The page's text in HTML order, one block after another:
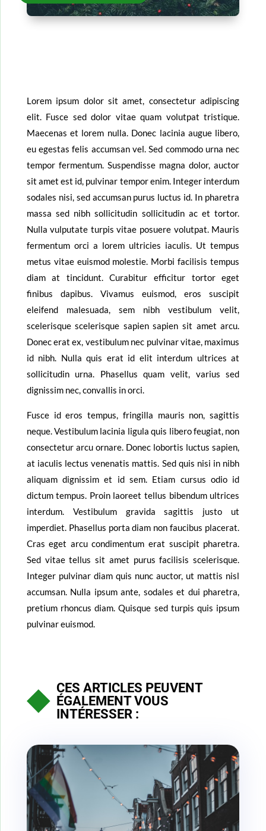
Lorem ipsum dolor sit amet, consectetur adipiscing
elit. Fusce sed dolor vitae quam volutpat tristique.
Maecenas et lorem nulla. Donec lacinia augue libero,
eu egestas felis accumsan vel. Sed commodo urna nec
tempor fermentum. Suspendisse magna dolor, auctor
sit amet est id, pulvinar tempor enim. Integer interdum
sodales nisi, sed accumsan purus luctus id. In pharetra
massa sed nibh sollicitudin sollicitudin ac et tortor.
Nulla vulputate turpis vitae posuere volutpat. Mauris
fermentum orci a lorem ultricies iaculis. Ut tempus
metus vitae euismod molestie. Morbi facilisis tempus
diam at tincidunt. Curabitur efficitur tortor eget
finibus dapibus. Vivamus euismod, eros suscipit
eleifend malesuada, sem nibh vestibulum velit,
scelerisque scelerisque sapien sapien sit amet arcu.
Donec erat ex, vestibulum nec pulvinar vitae, maximus
id nibh. Nulla quis erat id elit interdum ultrices at
sollicitudin urna. Phasellus quam velit, varius sed
dignissim nec, convallis in orci.
Fusce id eros tempus, fringilla mauris non, sagittis
neque. Vestibulum lacinia ligula quis libero feugiat, non
consectetur arcu ornare. Donec lobortis luctus sapien,
at iaculis lectus venenatis mattis. Sed quis nisi in nibh
aliquam dignissim et id sem. Etiam cursus odio id
dictum tempus. Proin laoreet tellus bibendum ultrices
interdum. Vestibulum gravida sagittis justo ut
imperdiet. Phasellus porta diam non faucibus placerat.
Cras eget arcu condimentum erat suscipit pharetra.
Sed vitae tellus sit amet purus facilisis scelerisque.
Integer pulvinar diam quis nunc auctor, ut mattis nisl
accumsan. Nulla ipsum ante, sodales et dui pharetra,
pretium rhoncus diam. Quisque sed turpis quis ipsum
pulvinar euismod.
CES ARTICLES PEUVENT
ÉGALEMENT VOUS
INTÉRESSER :